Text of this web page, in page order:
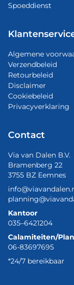
Spoeddienst
Algemene
Verzendbeleid
Retourbeleid
Disclaimer
Cookiebeleid
Privacyverklaring
Contact
Via van Dalen B.V.
Bramenberg 22
3755 BZ Eemnes
Kantoor
035–6421204
Calamiteiten/
06-83697695
*24/7 bereikbaar